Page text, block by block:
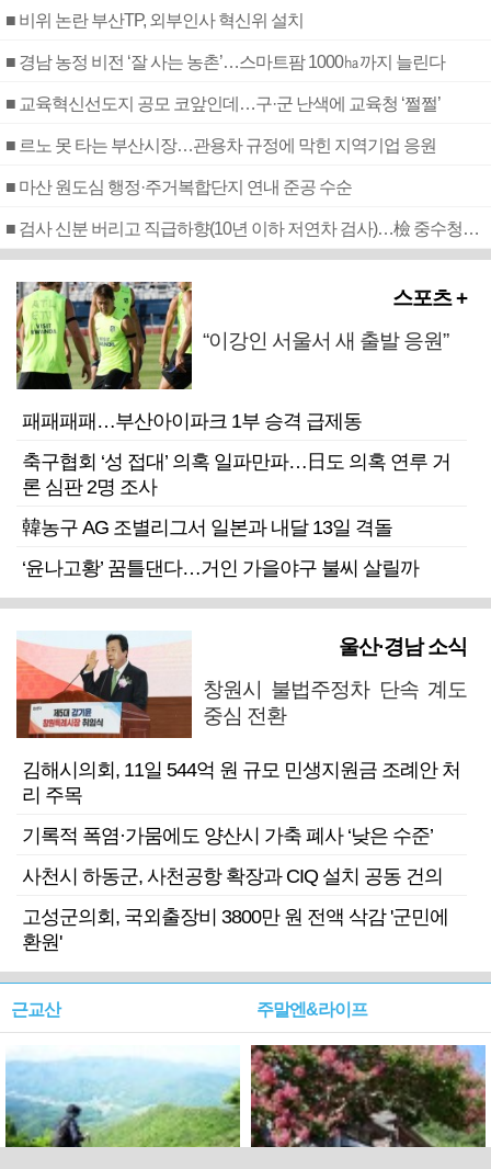
■ 비위 논란 부산TP, 외부인사 혁신위 설치
■ 경남 농정 비전 ‘잘 사는 농촌’…스마트팜 1000㏊까지 늘린다
■ 교육혁신선도지 공모 코앞인데…구·군 난색에 교육청 ‘쩔쩔’
■ 르노 못 타는 부산시장…관용차 규정에 막힌 지역기업 응원
■ 마산 원도심 행정·주거복합단지 연내 준공 수순
■ 검사 신분 버리고 직급하향(10년 이하 저연차 검사)…檢 중수청행 기피
스포츠 +
“이강인 서울서 새 출발 응원”
패패패패…부산아이파크 1부 승격 급제동
축구협회 ‘성 접대’ 의혹 일파만파…日도 의혹 연루 거
론 심판 2명 조사
韓농구 AG 조별리그서 일본과 내달 13일 격돌
‘윤나고황’ 꿈틀댄다…거인 가을야구 불씨 살릴까
울산·경남 소식
창원시 불법주정차 단속 계도
중심 전환
김해시의회, 11일 544억 원 규모 민생지원금 조례안 처
리 주목
기록적 폭염·가뭄에도 양산시 가축 폐사 ‘낮은 수준’
사천시 하동군, 사천공항 확장과 CIQ 설치 공동 건의
고성군의회, 국외출장비 3800만 원 전액 삭감 '군민에
환원'
근교산 주말엔&라이프